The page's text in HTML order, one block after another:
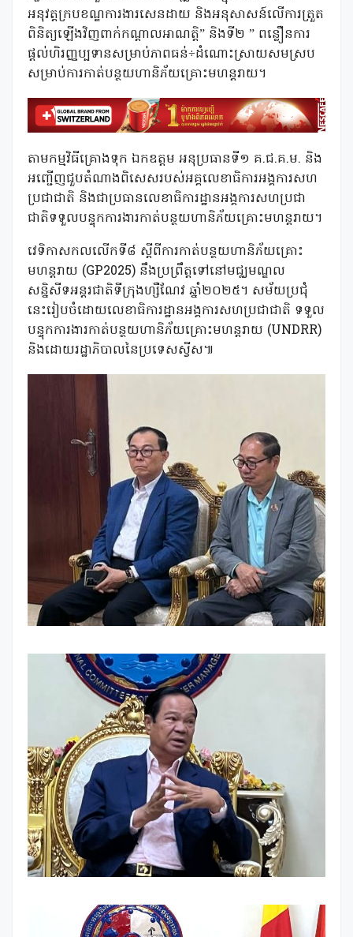
អនុវត្តក្របខណ្ឌការងារសេនដាយ និងអនុសាសន៍លើការត្រួត
ពិនិត្យឡើងវិញពាក់កណ្ដាលអាណត្តិ” និងទី២ ” ពន្លឿនការ
ផ្ដល់ហិរញ្ញប្បទានសម្រាប់ភាពធន់÷ដំណោះស្រាយសមស្រប
សម្រាប់ការកាត់បន្ថយហានិភ័យគ្រោះមហន្តរាយ។
តាមកម្មវិធីគ្រោងទុក ឯកឧត្តម អនុប្រធានទី១ គ.ជ.គ.ម. និង
អញ្ជើញជួបតំណាងពិសេសរបស់អគ្គលេខាធិការអង្គការសហ
ប្រជាជាតិ និងជាប្រធានលេខាធិការដ្ឋានអង្គការសហប្រជា
ជាតិទទួលបន្ទុកការងារកាត់បន្ថយហានិភ័យគ្រោះមហន្តរាយ។
វេទិកាសកលលើកទី៨ ស្ដីពីការកាត់បន្ថយហានិភ័យគ្រោះ
មហន្តរាយ (GP2025) នឹងប្រព្រឹត្តទៅនៅមជ្ឈមណ្ឌល
សន្និសីទអន្តរជាតិទីក្រុងហ្សឺណែវ ឆ្នាំ២០២៥។ សម័យប្រជុំ
នេះរៀបចំដោយលេខាធិការដ្ឋានអង្គការសហប្រជាជាតិ ទទួល
បន្ទុកការងារកាត់បន្ថយហានិភ័យគ្រោះមហន្តរាយ (UNDRR)
និងដោយរដ្ឋាភិបាលនៃប្រទេសស្វីស៕